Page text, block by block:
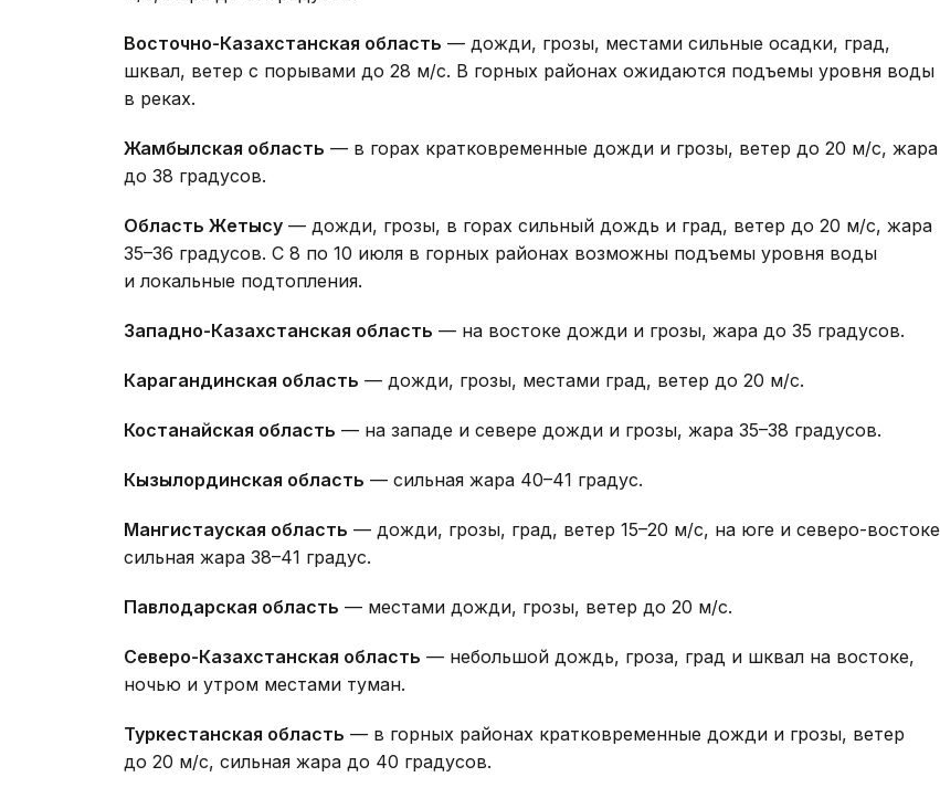
Восточно-Казахстанская область — дожди, грозы, местами сильные осадки, град,
шквал, ветер с порывами до 28 м/с. В горных районах ожидаются подъемы уровня воды
в реках.
Жамбылская область — в горах кратковременные дожди и грозы, ветер до 20 м/с, жара
до 38 градусов.
Область Жетысу — дожди, грозы, в горах сильный дождь и град, ветер до 20 м/с, жара
35–36 градусов. С 8 по 10 июля в горных районах возможны подъемы уровня воды
и локальные подтопления.
Западно-Казахстанская область — на востоке дожди и грозы, жара до 35 градусов.
Карагандинская область — дожди, грозы, местами град, ветер до 20 м/с.
Костанайская область — на западе и севере дожди и грозы, жара 35–38 градусов.
Кызылординская область — сильная жара 40–41 градус.
Мангистауская область — дожди, грозы, град, ветер 15–20 м/с, на юге и северо-востоке
сильная жара 38–41 градус.
Павлодарская область — местами дожди, грозы, ветер до 20 м/с.
Северо-Казахстанская область — небольшой дождь, гроза, град и шквал на востоке,
ночью и утром местами туман.
Туркестанская область — в горных районах кратковременные дожди и грозы, ветер
до 20 м/с, сильная жара до 40 градусов.